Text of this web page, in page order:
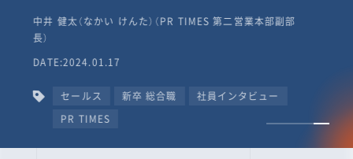
タビュー #PR
TIMESな人たち
中井 健太（なかい けんた）（PR TIMES 第二営業本部副部
長）
DATE:2024.01.17
セールス 新卒 総合職
社員インタビュー
PR TIMES